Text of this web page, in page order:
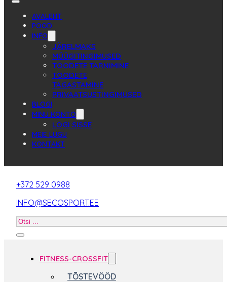
AVALEHT
POOD
INFO
JÄRELMAKS
MÜÜGITINGIMUSED
TOODETE TARNIMINE
TOODETE
TAGASTAMINE
PRIVAATSUSTINGIMUSED
BLOGI
MINU KONTO
LOGI SISSE
MEIE LUGU
KONTAKT
+372 529 0988
INFO@SECOSPORT.EE
Otsi
FITNESS-CROSSFIT
TÕSTEVÖÖD